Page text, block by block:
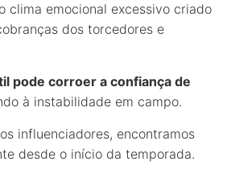
clima emocional excessivo criado
dos torcedores e
pode corroer a confiança de
à instabilidade em campo.
influenciadores, encontramos
desde o início da temporada.